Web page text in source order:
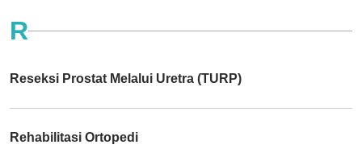
R
Reseksi Prostat Melalui Uretra (TURP)
Rehabilitasi Ortopedi